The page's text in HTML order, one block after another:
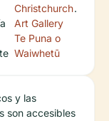
Christchurch
Art Gallery
Te Puna o
Waiwhetū
.
y las
son accesibles